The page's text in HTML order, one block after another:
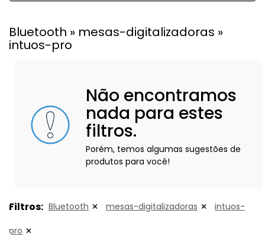
Bluetooth » mesas-digitalizadoras »
intuos-pro
Não encontramos
nada para estes
filtros.
Porém, temos algumas sugestões de
produtos para você!
Filtros: Bluetooth mesas-digitalizadoras intuos-
pro